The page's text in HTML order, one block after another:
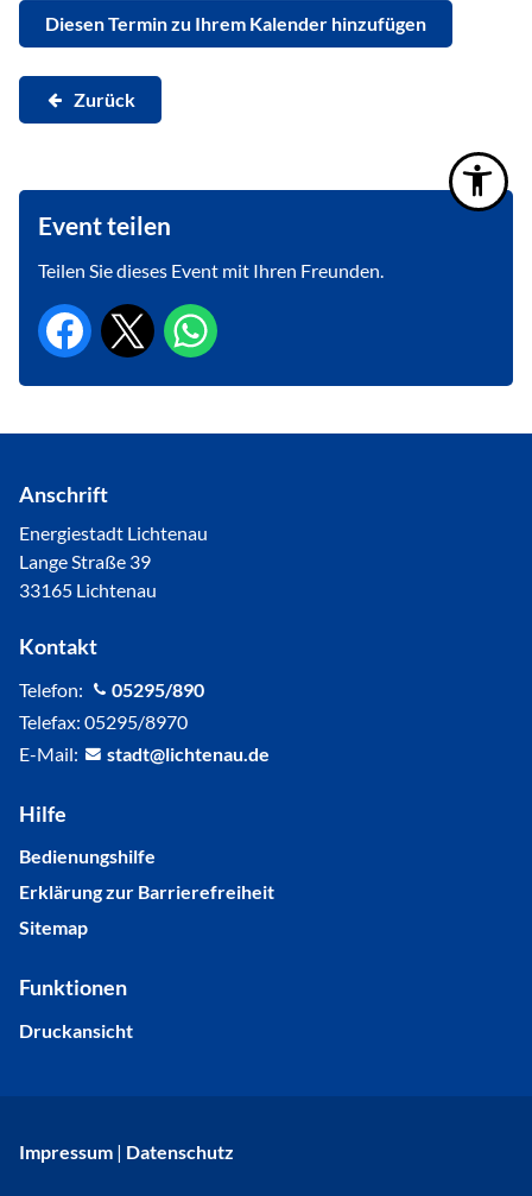
Diesen Termin zu Ihrem Kalender hinzufügen
Zurück
Event teilen
Teilen Sie dieses Event mit Ihren Freunden.
Anschrift
Energiestadt Lichtenau
Lange Straße 39
33165 Lichtenau
Kontakt
Telefon:
05295/890
Telefax: 05295/8970
E-Mail:
st dt l cht n d
Hilfe
Bedienungshilfe
Erklärung zur Barrierefreiheit
Sitemap
Funktionen
Druckansicht
Impressum | Datenschutz